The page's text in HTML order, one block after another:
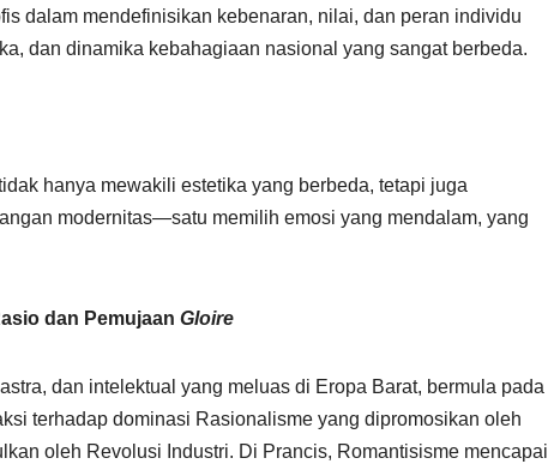
dalam mendefinisikan kebenaran, nilai, dan peran individu
dan dinamika kebahagiaan nasional yang sangat berbeda.
hanya mewakili estetika yang berbeda, tetapi juga
modernitas—satu memilih emosi yang mendalam, yang
dan Pemujaan Gloire
dan intelektual yang meluas di Eropa Barat, bermula pada
terhadap dominasi Rasionalisme yang dipromosikan oleh
oleh Revolusi Industri. Di Prancis, Romantisisme mencapai